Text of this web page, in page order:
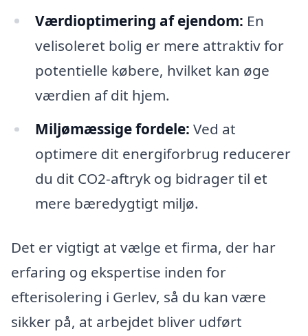
Værdioptimering af ejendom: En
velisoleret bolig er mere attraktiv for
potentielle købere, hvilket kan øge
værdien af dit hjem.
Miljømæssige fordele: Ved at
optimere dit energiforbrug reducerer
du dit CO2-aftryk og bidrager til et
mere bæredygtigt miljø.
Det er vigtigt at vælge et firma, der har
erfaring og ekspertise inden for
efterisolering i Gerlev, så du kan være
sikker på, at arbejdet bliver udført